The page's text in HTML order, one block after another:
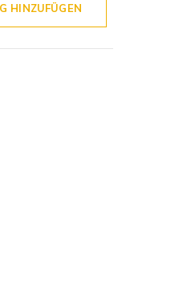
HINZUFÜGEN